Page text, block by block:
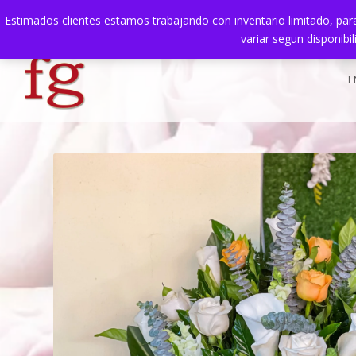
Estimados clientes estamos trabajando con inventario limitado,
variar segun
TENDENCIAS: Muestra Título de la publicación